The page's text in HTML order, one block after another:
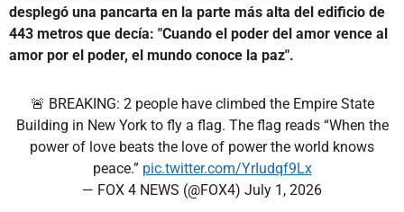
desplegó una pancarta en la parte más alta del edificio de
443 metros que decía: "Cuando el poder del amor vence al
amor por el poder, el mundo conoce la paz".
🚨 BREAKING: 2 people have climbed the Empire State
Building in New York to fly a flag. The flag reads “When the
power of love beats the love of power the world knows
peace.” pic.twitter.com/YrIudqf9Lx
— FOX 4 NEWS (@FOX4) July 1, 2026